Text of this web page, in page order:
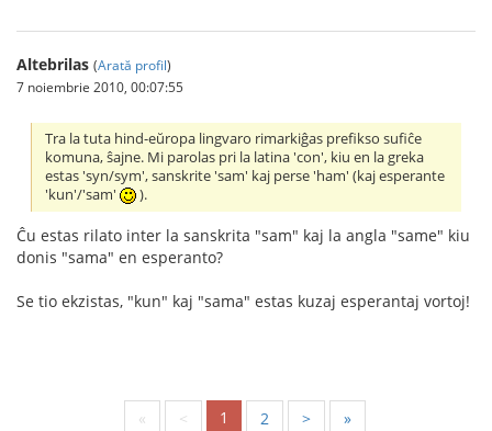
Altebrilas (Arată profil)
7 noiembrie 2010, 00:07:55
Tra la tuta hind-eŭropa lingvaro rimarkiĝas prefikso sufiĉe
komuna, ŝajne. Mi parolas pri la latina 'con', kiu en la greka
estas 'syn/sym', sanskrite 'sam' kaj perse 'ham' (kaj esperante
'kun'/'sam'
).
Ĉu estas rilato inter la sanskrita "sam" kaj la angla "same" kiu
donis "sama" en esperanto?
Se tio ekzistas, "kun" kaj "sama" estas kuzaj esperantaj vortoj!
« < 1 2 > »